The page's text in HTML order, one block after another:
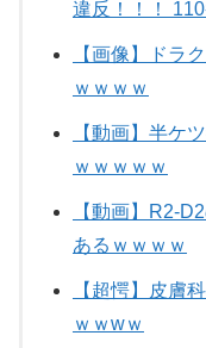
違反！！！
【画像】ドラ
ｗｗｗｗ
【動画】半ケ
ｗｗｗｗｗ
【動画】R2-
あるｗｗｗｗ
【超愕】皮膚
ｗｗwｗ